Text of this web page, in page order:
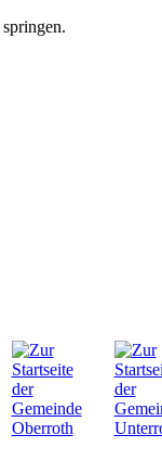
springen.